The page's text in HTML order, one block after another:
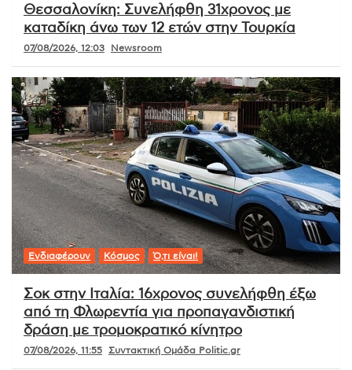
Θεσσαλονίκη: Συνελήφθη 31χρονος με
καταδίκη άνω των 12 ετών στην Τουρκία
07/08/2026, 12:03 Newsroom
Ενδιαφέρουν Κόσμος Ό,τι είναι!
Σοκ στην Ιταλία: 16χρονος συνελήφθη έξω
από τη Φλωρεντία για προπαγανδιστική
δράση με τρομοκρατικό κίνητρο
07/08/2026, 11:55 Συντακτική Ομάδα Politic.gr